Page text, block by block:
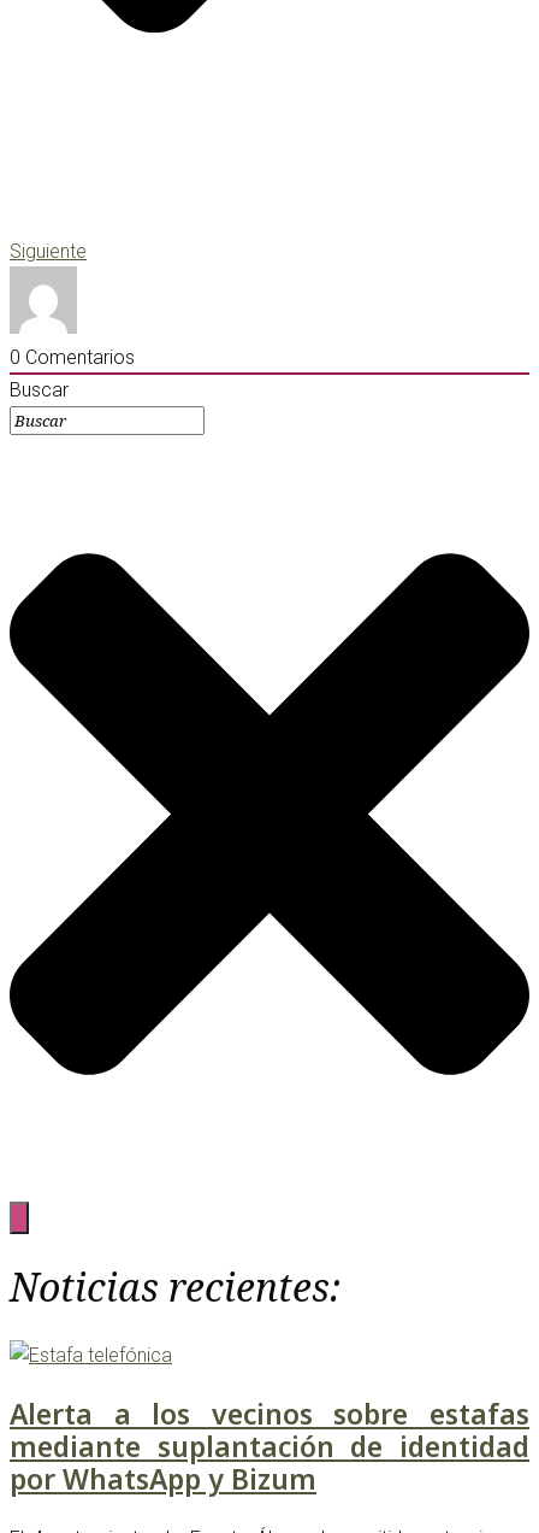
Siguiente
0 Comentarios
Buscar
Noticias recientes:
Alerta a los vecinos sobre estafas
mediante suplantación de identidad
por WhatsApp y Bizum